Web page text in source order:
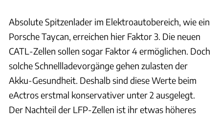
Absolute Spitzenlader im Elektroautobereich, wie ein
Porsche Taycan, erreichen hier Faktor 3. Die neuen
CATL-Zellen sollen sogar Faktor 4 ermöglichen. Doch
solche Schnellladevorgänge gehen zulasten der
Akku-Gesundheit. Deshalb sind diese Werte beim
eActros erstmal konservativer unter 2 ausgelegt.
Der Nachteil der LFP-Zellen ist ihr etwas höheres